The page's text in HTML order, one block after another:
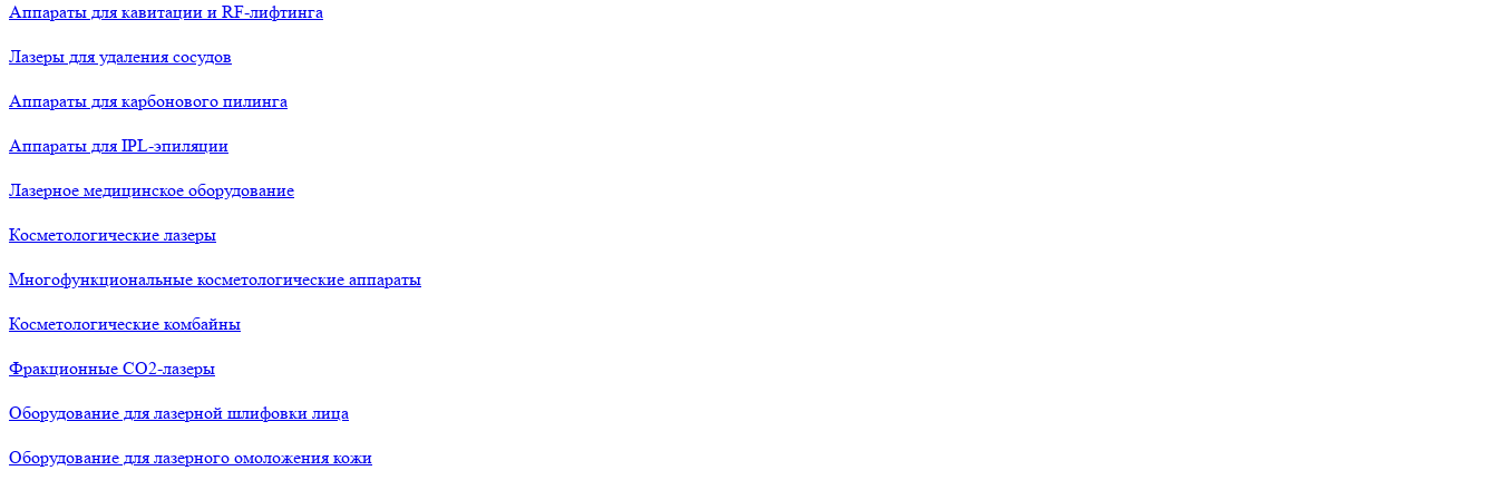
Аппараты для кавитации и RF-лифтинга
Лазеры для удаления сосудов
Аппараты для карбонового пилинга
Аппараты для IPL-эпиляции
Лазерное медицинское оборудование
Косметологические лазеры
Многофункциональные косметологические аппараты
Косметологические комбайны
Фракционные СО2-лазеры
Оборудование для лазерной шлифовки лица
Оборудование для лазерного омоложения кожи